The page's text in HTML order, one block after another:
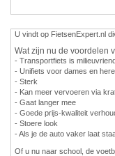
U vindt op FietsenExpert.nl
Wat zijn nu de voordelen
- Transportfiets is
- Unifiets voor dames en
- Sterk
- Kan meer vervoeren via
- Gaat langer mee
- Goede prijs-kwaliteit
- Stoere look
- Als je de auto vaker laat
Of u nu naar school, de